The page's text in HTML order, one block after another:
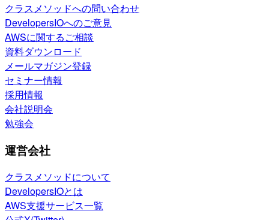
クラスメソッドへの問い合わせ
DevelopersIOへのご意見
AWSに関するご相談
資料ダウンロード
メールマガジン登録
セミナー情報
採用情報
会社説明会
勉強会
運営会社
クラスメソッドについて
DevelopersIOとは
AWS支援サービス一覧